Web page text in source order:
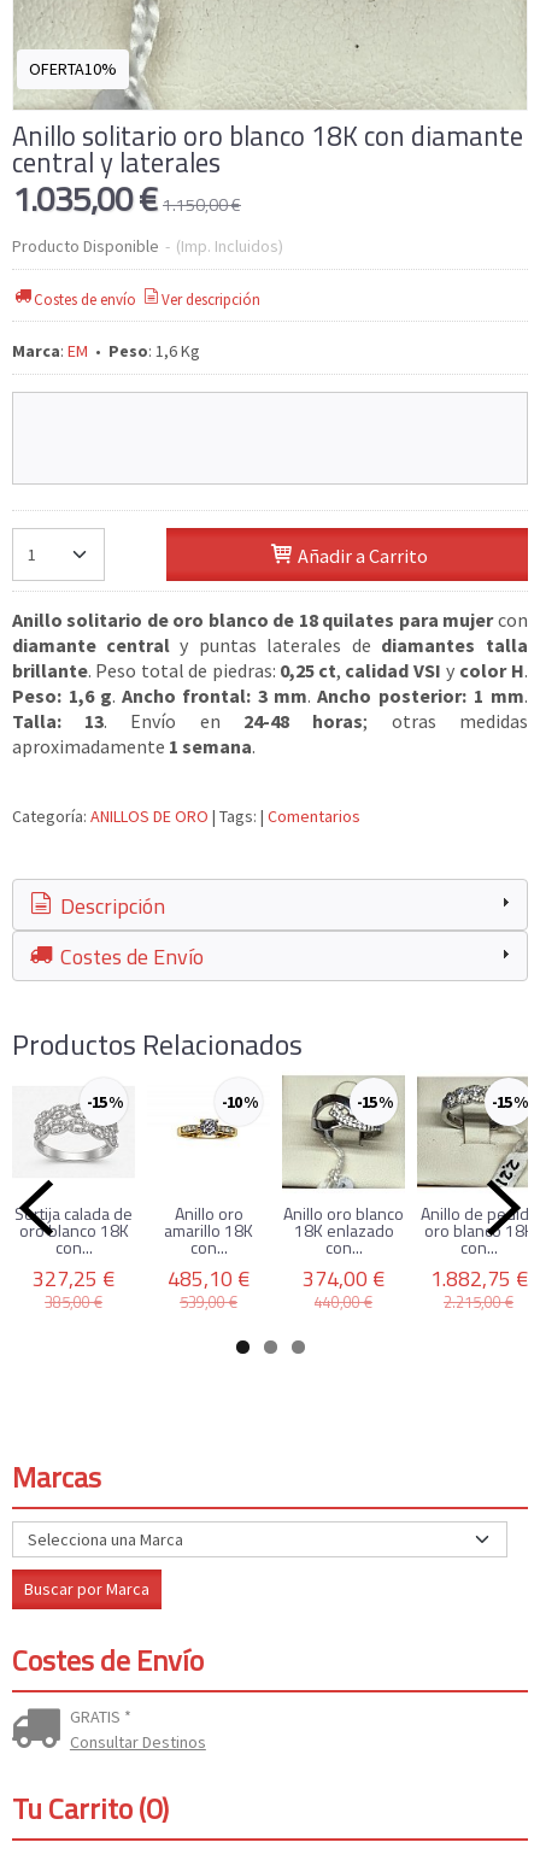
Marcas
Costes de Envío
GRATIS *
Consultar Destinos
Tu Carrito (0)
OFERTA10%
Anillo solitario oro blanco 18K con diamante
central y laterales
1.035,00 €1.150,00 €
Producto Disponible - (Imp. Incluidos)
Costes de envío Ver descripción
Marca: EM • Peso: 1,6 Kg
Añadir a Carrito
Anillo solitario de oro blanco de 18 quilates para mujercon
diamante central y puntas laterales de diamantes talla
brillante. Peso total de piedras: 0,25 ct, calidad VSI y color H.
Peso: 1,6 g. Ancho frontal: 3 mm. Ancho posterior: 1 mm.
Talla: 13. Envío en 24-48 horas; otras medidas
aproximadamente 1 semana.
Categoría: ANILLOS DE ORO | Tags: | Comentarios
Descripción
Costes de Envío
Productos Relacionados
-15 %
Sortija calada de
oro blanco 18K
con...
327,25 €
385,00 €
-10 %
Anillo oro
amarillo 18K
con...
485,10 €
539,00 €
-15 %
Anillo oro blanco
18K enlazado
con...
374,00 €
440,00 €
-15 %
Anillo de pedida
oro blanco 18K
con...
1.882,75 €
2.215,00 €